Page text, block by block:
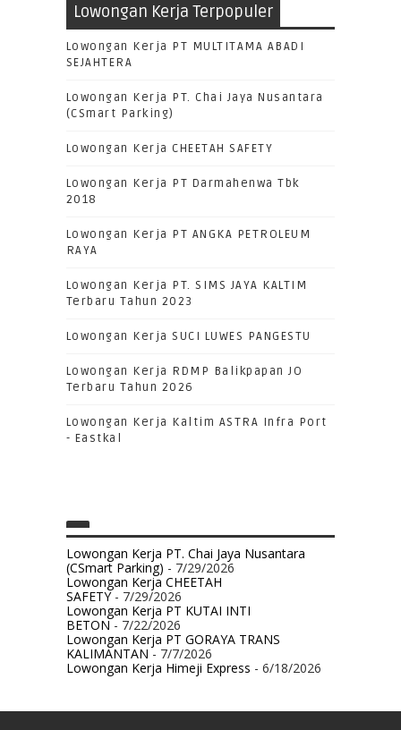
Lowongan Kerja Terpopuler
Lowongan Kerja PT MULTITAMA ABADI
SEJAHTERA
Lowongan Kerja PT. Chai Jaya Nusantara
(CSmart Parking)
Lowongan Kerja CHEETAH SAFETY
Lowongan Kerja PT Darmahenwa Tbk
2018
Lowongan Kerja PT ANGKA PETROLEUM
RAYA
Lowongan Kerja PT. SIMS JAYA KALTIM
Terbaru Tahun 2023
Lowongan Kerja SUCI LUWES PANGESTU
Lowongan Kerja RDMP Balikpapan JO
Terbaru Tahun 2026
Lowongan Kerja Kaltim ASTRA Infra Port
- Eastkal
Lowongan Kerja PT. Chai Jaya Nusantara
(CSmart Parking) - 7/29/2026
Lowongan Kerja CHEETAH
SAFETY- 7/29/2026
Lowongan Kerja PT KUTAI INTI
BETON- 7/22/2026
Lowongan Kerja PT GORAYA TRANS
KALIMANTAN- 7/7/2026
Lowongan Kerja Himeji Express - 6/18/2026